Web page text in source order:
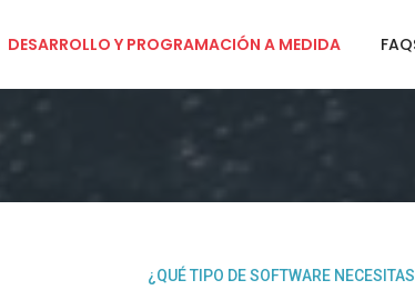
DESARROLLO Y PROGRAMACIÓN A MEDIDA
¿QUÉ TIPO DE SOFTWARE